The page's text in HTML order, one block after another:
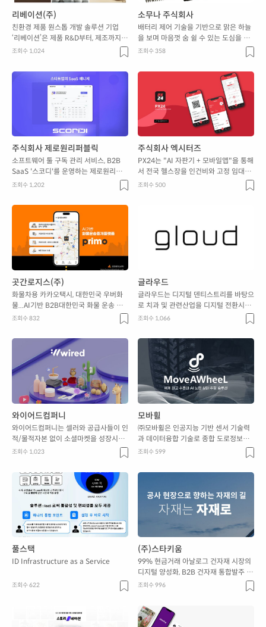
리베이션(주)
친환경 제품 원스톱 개발 솔루션 기업
‘리베이션’은 제품 R&D부터, 제조까지
책임지는 친환경 패키지 솔루션 기업입
조회수 1,024
소무나 주식회사
배터리 제어 기술을 기반으로 맑은 하늘
을 보며 마음껏 숨 쉴 수 있는 도심을 만
들어가는 소셜벤서 소무나(주)입니다.
조회수 358
주식회사 제로원리퍼블릭
소프트웨어 툴 구독 관리 서비스, B2B
SaaS '스코디'를 운영하는 제로원리퍼
블릭입니다.
조회수 1,202
주식회사 엑시터즈
PX24는 "AI 자판기 + 모바일앱"을 통해
서 전국 헬스장을 인건비와 고정 임대료
가 없는 "H&B 스토어"로 만드는 솔루션
조회수 500
곳간로지스(주)
화물차용 카카오택시, 대한민국 우버화
물...AI기반 B2B대한민국 화물 운송 중
개 플랫폼!!!
조회수 832
글라우드
글라우드는 디지털 덴티스트리를 바탕으
로 치과 및 관련산업을 디지털 전환시키
는 회사입니다.
조회수 1,066
와이어드컴퍼니
와이어드컴퍼니는 셀러와 공급사들이 인
적/물적자본 없이 소셜마켓을 성장시킬
수 있도록 소셜커머스 전반에 대한 서비
조회수 1,023
모바휠
㈜모바휠은 인공지능 기반 센서 기술력
과 데이터융합 기술로 종합 도로정보와
함께, 첨단 AI 도로인프라 솔루션을 제공
조회수 599
풀스택
ID Infrastructure as a Service
조회수 622
(주)스타키움
99% 현금거래 아날로그 건자재 시장의
디지털 양성화, B2B 건자재 통합발주 플
랫폼 "자재로"
조회수 996